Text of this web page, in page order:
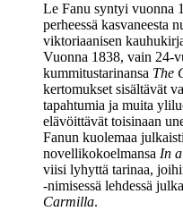
Le Fanu syntyi vuonna
perheessä kasvaneesta
viktoriaanisen
Vuonna 1838, vain
kummitustarinansa The
kertomukset sisältävät
tapahtumia ja muita
elävöittävät toisinaan
Fanun kuolemaa
novellikokoelmansa In
viisi lyhyttä tarinaa,
‑nimisessä lehdessä
Carmilla.